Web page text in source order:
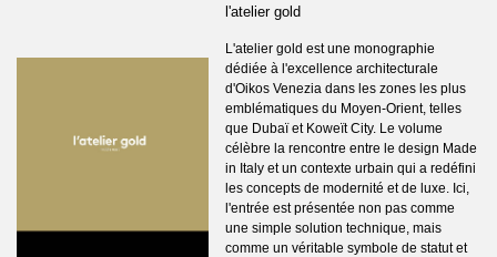
l'atelier gold
L'atelier gold est une monographie
dédiée à l'excellence architecturale
d'Oikos Venezia dans les zones les plus
emblématiques du Moyen-Orient, telles
que Dubaï et Koweït City. Le volume
célèbre la rencontre entre le design Made
in Italy et un contexte urbain qui a redéfini
les concepts de modernité et de luxe. Ici,
l'entrée est présentée non pas comme
une simple solution technique, mais
comme un véritable symbole de statut et